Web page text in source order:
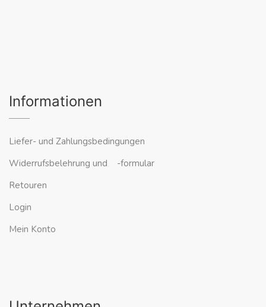
Informationen
Liefer- und Zahlungsbedingungen
Widerrufsbelehrung und -formular
Retouren
Login
Mein Konto